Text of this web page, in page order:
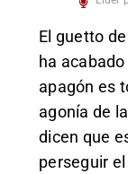
El guetto
ha
apagón es
agonía de
dicen que
perseguir